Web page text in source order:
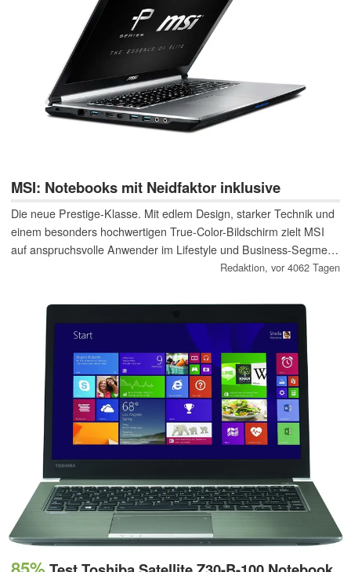
MSI: Notebooks mit Neidfaktor inklusive
Die neue Prestige-Klasse. Mit edlem Design, starker Technik und
einem besonders hochwertigen True-Color-Bildschirm zielt MSI
auf anspruchsvolle Anwender im Lifestyle und Business-Segment
ab. Die PE60-, PE70- und PX70-Notebooks der neuen Prestige-
[Advertorial]
Redaktion, vor 4062 Tagen